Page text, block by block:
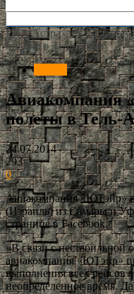
РИА Астрахань Россия
полеты в Тель-Авив
Авиакомпания
полеты в Тель-
24.07.2014
293
0
Авиакомпания «ЮТэйр»
(Израиль) из Самары и
странице в Facebook.
«В связи с нестабильной
авиакомпания «ЮТэйр»
выполнения всех
неопределенное время.